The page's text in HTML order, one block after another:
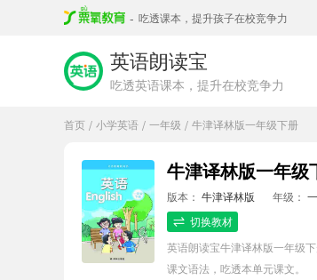
- 吃透课本，提升孩子在校竞争力
英语朗读宝
吃透英语课本，提升在校竞争力
首页 / 小学英语 / 一年级 / 牛津译林版一年级下册
牛津译林版一年
版本： 牛津译林版 年级：
切换教材
英语朗读宝牛津译林版一年级
课文语法，吃透本单元课文。